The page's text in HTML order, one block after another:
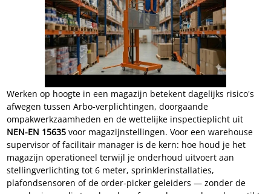
Werken op hoogte in een magazijn betekent dagelijks risico's
afwegen tussen Arbo-verplichtingen, doorgaande
ompakwerkzaamheden en de wettelijke inspectieplicht uit
NEN-EN 15635voor magazijnstellingen. Voor een warehouse
supervisor of facilitair manager is de kern: hoe houd je het
magazijn operationeel terwijl je onderhoud uitvoert aan
stellingverlichting tot 6 meter, sprinklerinstallaties,
plafondsensoren of de order-picker geleiders — zonder de